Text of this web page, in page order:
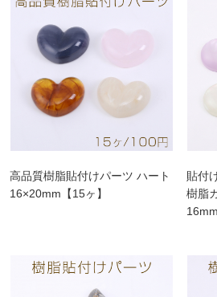
高品質樹脂貼付けパーツ ハート
16×20mm【15ヶ】
貼付
樹脂